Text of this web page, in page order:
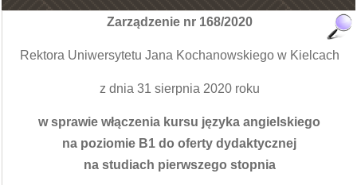
Zarządzenie nr 168/2020
Rektora Uniwersytetu Jana Kochanowskiego w Kielcach
z dnia 31 sierpnia 2020 roku
w sprawie włączenia kursu języka angielskiego
na poziomie B1 do oferty dydaktycznej
na studiach pierwszego stopnia